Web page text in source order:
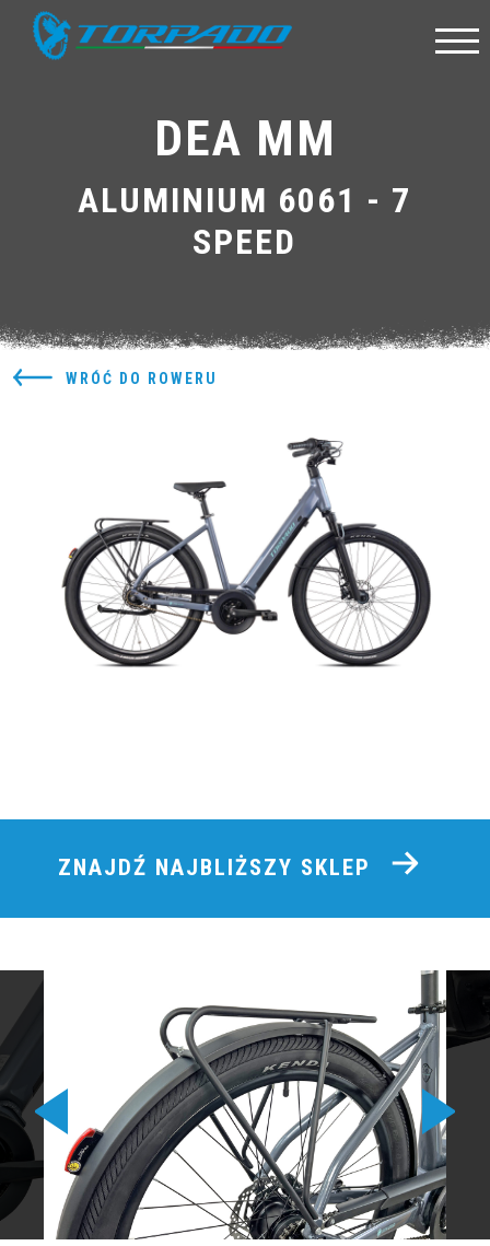
DEA MM
ALUMINIUM 6061 - 7
SPEED
WRÓĆ DO ROWERU
ZNAJDŹ NAJBLIŻSZY SKLEP